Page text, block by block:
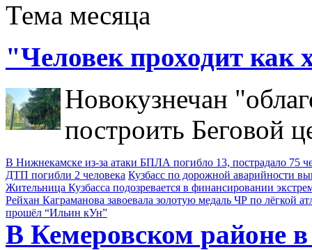
Тема месяца
"Человек проходит как
Новокузнечан
построить Беговой
В Нижнекамске из-за атаки БПЛА погибло 13, пострадало 75
ДТП погибли 2 человека Кузбасс по дорожной аварийности
Жительница Кузбасса подозревается в финансировании
Рейхан Каграманова завоевала золотую медаль ЧР по лёгкой
прошёл “Ильин кУн”
В Кемеровском районе